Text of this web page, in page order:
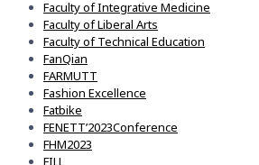
Faculty of Integrative Medicine
Faculty of Liberal Arts
Faculty of Technical Education
FanQian
FARMUTT
Fashion Excellence
Fatbike
FENETT’2023Conference
FHM2023